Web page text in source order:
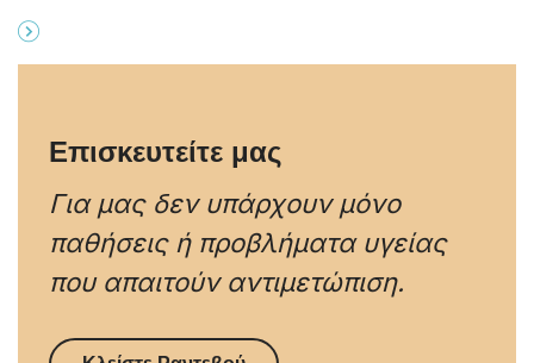
Επισκευτείτε μας
Για μας δεν υπάρχουν μόνο
παθήσεις ή προβλήματα υγείας
που απαιτούν αντιμετώπιση.